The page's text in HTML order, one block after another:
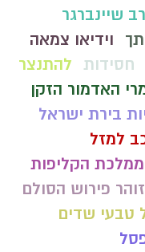
שיינברגר
וידיאו צמאה
חסידות
להתנצר
האדמור הזקן
בירת ישראל
למזל
ממלכת הקליפות
פירוש הסולם
טבעי שדים